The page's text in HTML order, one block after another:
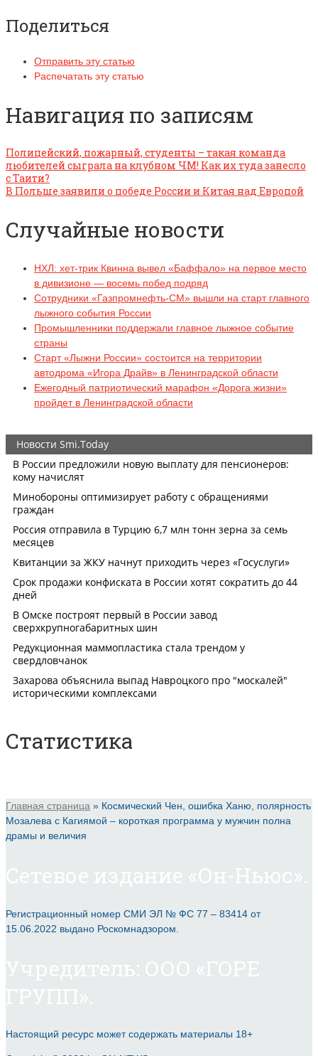
Поделиться
Отправить эту статью
Распечатать эту статью
Навигация по записям
Полицейский, пожарный, студенты – такая команда
любителей сыграла на клубном ЧМ! Как их туда занесло
с Таити?
В Польше заявили о победе России и Китая над Европой
Случайные новости
НХЛ: хет-трик Квинна вывел «Баффало» на первое место
в дивизионе — восемь побед подряд
Сотрудники «Газпромнефть-СМ» вышли на старт главного
лыжного события России
Промышленники поддержали главное лыжное событие
страны
Старт «Лыжни России» состоится на территории
автодрома «Игора Драйв» в Ленинградской области
Ежегодный патриотический марафон «Дорога жизни»
пройдет в Ленинградской области
Статистика
Главная страница » Космический Чен, ошибка Ханю, полярность
Мозалева с Кагиямой – короткая программа у мужчин полна
драмы и величия
Регистрационный номер СМИ ЭЛ № ФС 77 – 83414 от
15.06.2022 выдано Роскомнадзором.
Настоящий ресурс может содержать материалы 18+